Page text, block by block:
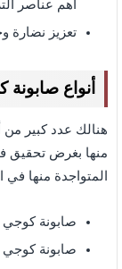
أهم عناصر
تعزيز نضارة
أنواع
هنالك عدد كبير من
منها بغرض تحقيق
المتواجدة منها
صابونة
صابونة كوجي